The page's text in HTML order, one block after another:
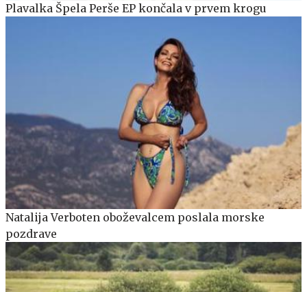
Plavalka Špela Perše EP končala v prvem krogu
Natalija Verboten oboževalcem poslala morske
pozdrave